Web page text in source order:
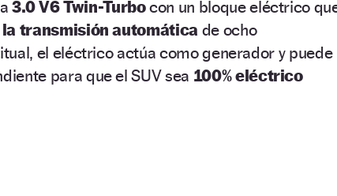
3.0 V6 Twin-Turbocon un bloque eléctrico
transmisión automática de ocho
el eléctrico actúa como generador y puede
para que el SUV sea 100% eléctrico